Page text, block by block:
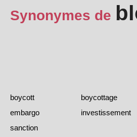
Synonymes de
boycott
boycottage
embargo
investissement
sanction